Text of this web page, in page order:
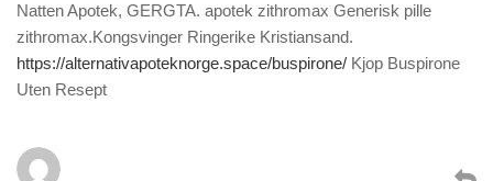
Natten Apotek, GERGTA. apotek zithromax Generisk pille
zithromax.Kongsvinger Ringerike Kristiansand.
https://alternativapoteknorge.space/buspirone/ Kjop Buspirone
Uten Resept